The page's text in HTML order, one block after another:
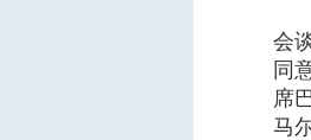
会
同
席
马